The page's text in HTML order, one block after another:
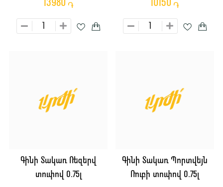
13980 ֏ 10150 ֏
Գինի Տակառ Ռեզերվ
տուփով 0.75լ
Գինի Տակառ Պորտվեյն
Ռուբի տուփով 0.75լ